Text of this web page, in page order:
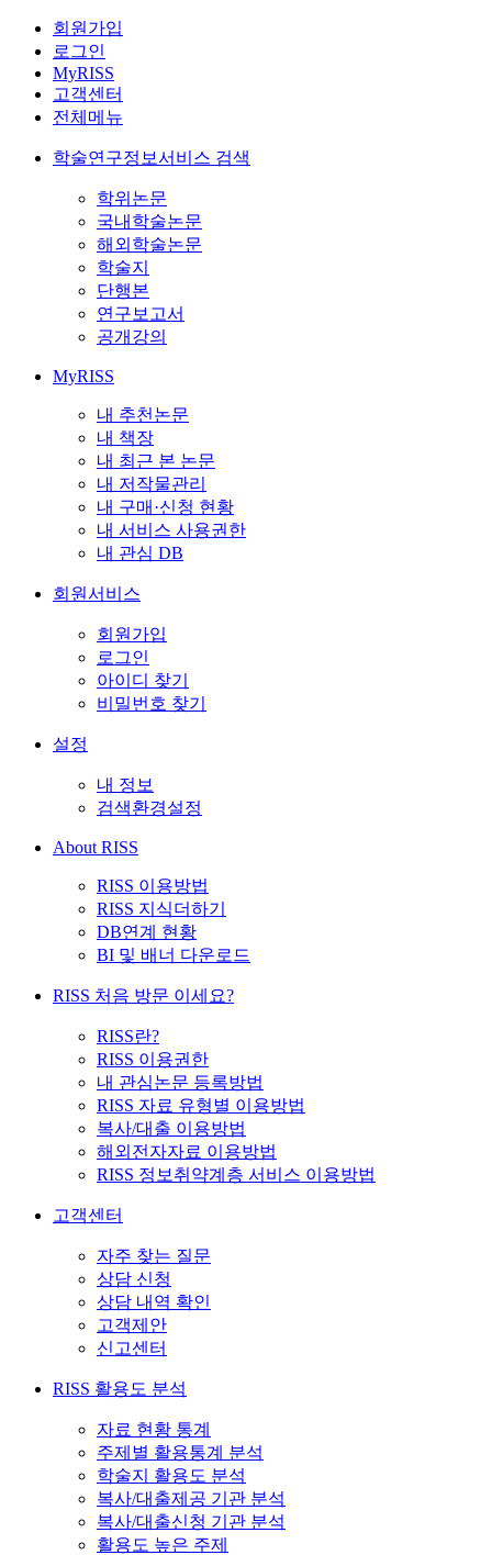
회원가입
로그인
MyRISS
고객센터
전체메뉴
학술연구정보서비스 검색
학위논문
국내학술논문
해외학술논문
학술지
단행본
연구보고서
공개강의
MyRISS
내 추천논문
내 책장
내 최근 본 논문
내 저작물관리
내 구매·신청 현황
내 서비스 사용권한
내 관심 DB
회원서비스
회원가입
로그인
아이디 찾기
비밀번호 찾기
설정
내 정보
검색환경설정
About RISS
RISS 이용방법
RISS 지식더하기
DB연계 현황
BI 및 배너 다운로드
RISS 처음 방문 이세요?
RISS란?
RISS 이용권한
내 관심논문 등록방법
RISS 자료 유형별 이용방법
복사/대출 이용방법
해외전자자료 이용방법
RISS 정보취약계층 서비스 이용방법
고객센터
자주 찾는 질문
상담 신청
상담 내역 확인
고객제안
신고센터
RISS 활용도 분석
자료 현황 통계
주제별 활용통계 분석
학술지 활용도 분석
복사/대출제공 기관 분석
복사/대출신청 기관 분석
활용도 높은 주제